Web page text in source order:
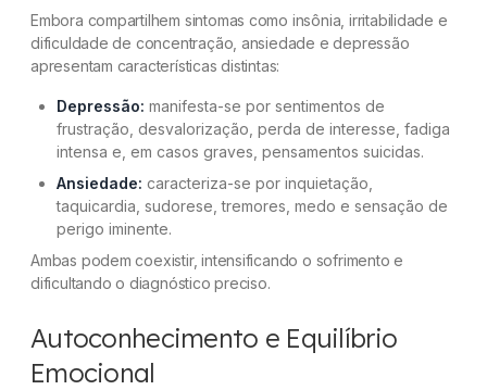
Embora compartilhem sintomas como insônia, irritabilidade e
dificuldade de concentração, ansiedade e depressão
apresentam características distintas:
Depressão: manifesta-se por sentimentos de
frustração, desvalorização, perda de interesse, fadiga
intensa e, em casos graves, pensamentos suicidas.
Ansiedade: caracteriza-se por inquietação,
taquicardia, sudorese, tremores, medo e sensação de
perigo iminente.
Ambas podem coexistir, intensificando o sofrimento e
dificultando o diagnóstico preciso.
Autoconhecimento e Equilíbrio
Emocional